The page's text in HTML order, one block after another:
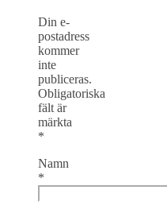
Din e-
postadress
kommer
inte
publiceras.
Obligatoriska
fält är
märkta
*
Namn
*